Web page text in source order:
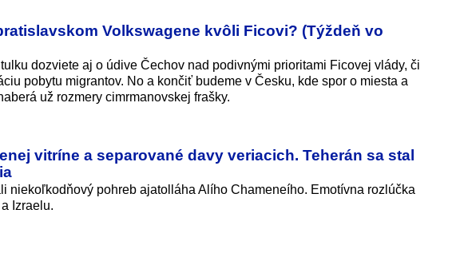
Volkswagene kvôli Ficovi? (Týždeň vo
dozviete aj o údive Čechov nad podivnými prioritami Ficovej vlády, či
pobytu migrantov. No a končiť budeme v Česku, kde spor o miesta a
už rozmery cimrmanovskej frašky.
vitríne a separované davy veriacich. Teherán sa stal
niekoľkodňový pohreb ajatolláha Alího Chameneího. Emotívna rozlúčka
Izraelu.